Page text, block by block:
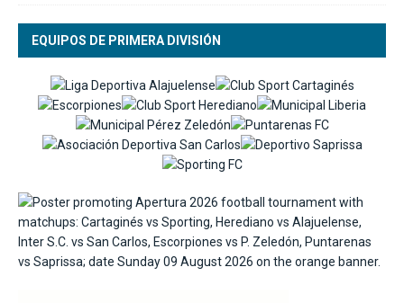
EQUIPOS DE PRIMERA DIVISIÓN